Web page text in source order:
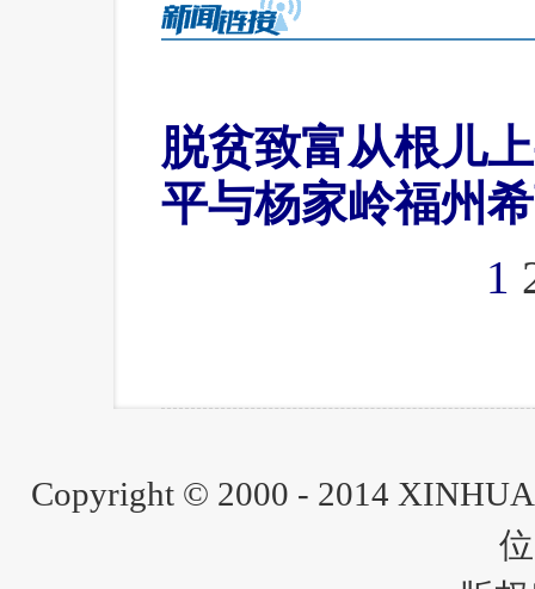
脱贫致富从根儿
平与杨家岭福州
1
Copyright © 2000 - 2014